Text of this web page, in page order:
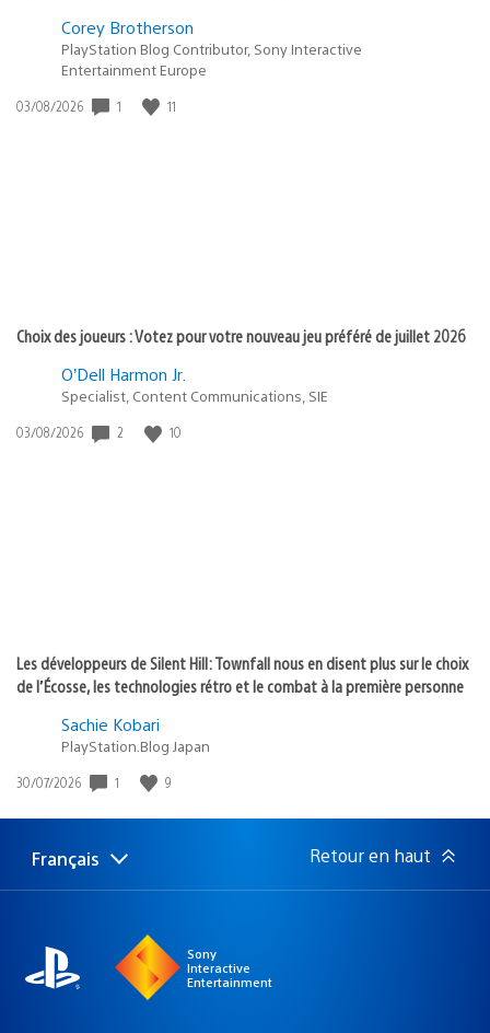
Corey Brotherson
PlayStation Blog Contributor, Sony Interactive
Entertainment Europe
Date
03/08/2026 1 11
Choix des joueurs : Votez pour votre nouveau jeu préféré de juillet 2026
O’Dell Harmon Jr.
Specialist, Content Communications, SIE
Date
03/08/2026 2 10
Les développeurs de Silent Hill: Townfall nous en disent plus sur le choix
de l’Écosse, les technologies rétro et le combat à la première personne
Sachie Kobari
PlayStation.Blog Japan
Date
publication
30/07/2026 1 9
Choisir
Région
Français Retour en haut
Sony
Interactive
Entertainment